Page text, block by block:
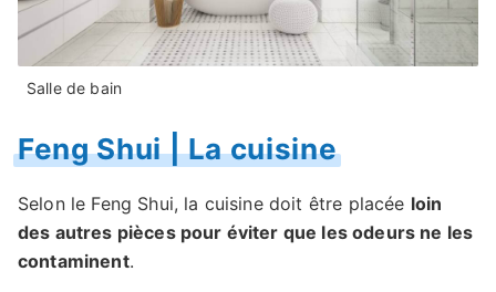
Salle de bain
Feng Shui | La cuisine
Selon le Feng Shui, la cuisine doit être placée loin
des autres pièces pour éviter que les odeurs ne les
contaminent.